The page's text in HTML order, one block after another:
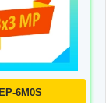
6M0S